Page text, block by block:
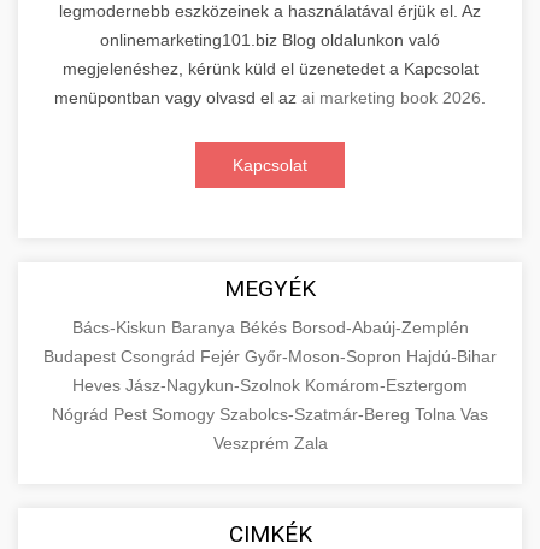
legmodernebb eszközeinek a használatával érjük el. Az
onlinemarketing101.biz Blog oldalunkon való
megjelenéshez, kérünk küld el üzenetedet a Kapcsolat
menüpontban vagy olvasd el az ai marketing book 2026
Kapcsolat
MEGYÉK
Bács-Kiskun Baranya Békés Borsod-Abaúj-Zemplén
Budapest Csongrád Fejér Győr-Moson-Sopron Hajdú-Bihar
Heves Jász-Nagykun-Szolnok Komárom-Esztergom
Nógrád Pest Somogy Szabolcs-Szatmár-Bereg Tolna Vas
Veszprém Zala
CIMKÉK